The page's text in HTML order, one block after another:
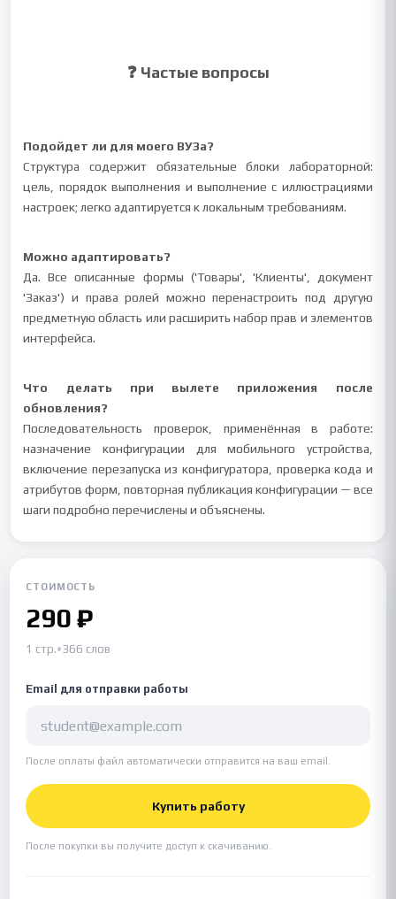
❓ Частые вопросы
Подойдет ли для моего ВУЗа?
Структура содержит обязательные блоки лабораторной:
цель, порядок выполнения и выполнение с иллюстрациями
настроек; легко адаптируется к локальным требованиям.
Можно адаптировать?
Да. Все описанные формы ('Товары', 'Клиенты', документ
'Заказ') и права ролей можно перенастроить под другую
предметную область или расширить набор прав и элементов
интерфейса.
Что делать при вылете приложения после
обновления?
Последовательность проверок, применённая в работе:
назначение конфигурации для мобильного устройства,
включение перезапуска из конфигуратора, проверка кода и
атрибутов форм, повторная публикация конфигурации — все
шаги подробно перечислены и объяснены.
СТОИМОСТЬ
290 ₽
1 стр.•366 слов
Email для отправки работы
После оплаты файл автоматически отправится на ваш email.
Купить работу
После покупки вы получите доступ к скачиванию.